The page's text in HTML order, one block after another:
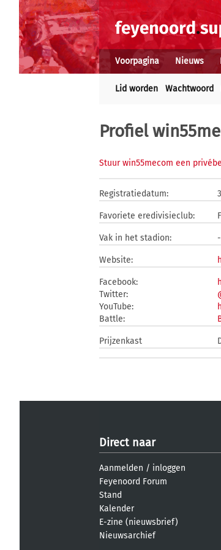
Voorpagina Nieuws
Lid worden Wachtwoord
Profiel
Stuur win55mecom een
Registratiedatum:
Favoriete eredivisieclub:
Vak in het stadion: -
Website:
Facebook:
Twitter:
YouTube:
Battle:
Prijzenkast
Direct naar
Aanmelden / inloggen
Feyenoord Forum
Stand
Kalender
E-zine (nieuwsbrief)
Nieuwsarchief